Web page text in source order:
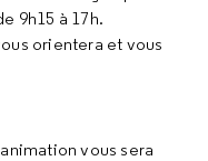
9h15 à 17h.
orientera et vous
vous sera